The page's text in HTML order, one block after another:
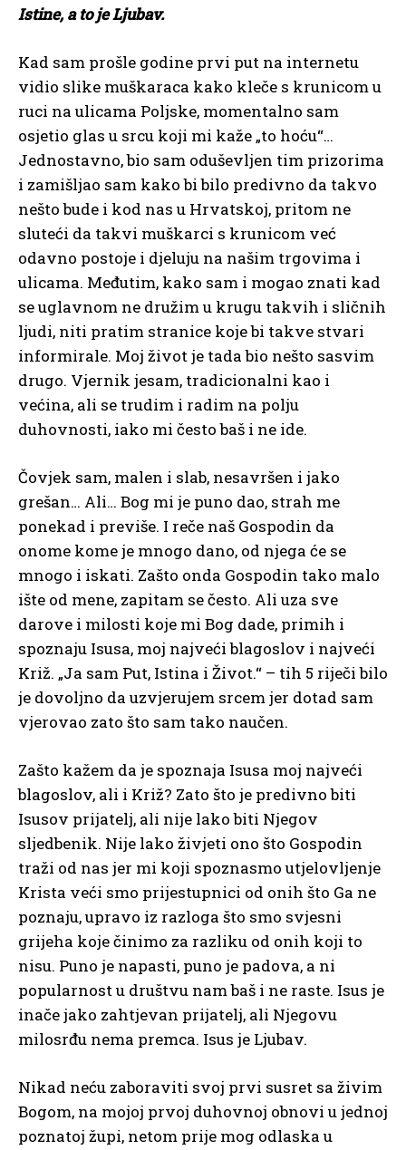
Istine, a to je Ljubav.
Kad sam prošle godine prvi put na internetu
vidio slike muškaraca kako kleče s krunicom u
ruci na ulicama Poljske, momentalno sam
osjetio glas u srcu koji mi kaže „to hoću“…
Jednostavno, bio sam oduševljen tim prizorima
i zamišljao sam kako bi bilo predivno da takvo
nešto bude i kod nas u Hrvatskoj, pritom ne
sluteći da takvi muškarci s krunicom već
odavno postoje i djeluju na našim trgovima i
ulicama. Međutim, kako sam i mogao znati kad
se uglavnom ne družim u krugu takvih i sličnih
ljudi, niti pratim stranice koje bi takve stvari
informirale. Moj život je tada bio nešto sasvim
drugo. Vjernik jesam, tradicionalni kao i
većina, ali se trudim i radim na polju
duhovnosti, iako mi često baš i ne ide.
Čovjek sam, malen i slab, nesavršen i jako
grešan… Ali… Bog mi je puno dao, strah me
ponekad i previše. I reče naš Gospodin da
onome kome je mnogo dano, od njega će se
mnogo i iskati. Zašto onda Gospodin tako malo
ište od mene, zapitam se često. Ali uza sve
darove i milosti koje mi Bog dade, primih i
spoznaju Isusa, moj najveći blagoslov i najveći
Križ. „Ja sam Put, Istina i Život.“ – tih 5 riječi bilo
je dovoljno da uzvjerujem srcem jer dotad sam
vjerovao zato što sam tako naučen.
Zašto kažem da je spoznaja Isusa moj najveći
blagoslov, ali i Križ? Zato što je predivno biti
Isusov prijatelj, ali nije lako biti Njegov
sljedbenik. Nije lako živjeti ono što Gospodin
traži od nas jer mi koji spoznasmo utjelovljenje
Krista veći smo prijestupnici od onih što Ga ne
poznaju, upravo iz razloga što smo svjesni
grijeha koje činimo za razliku od onih koji to
nisu. Puno je napasti, puno je padova, a ni
popularnost u društvu nam baš i ne raste. Isus je
inače jako zahtjevan prijatelj, ali Njegovu
milosrđu nema premca. Isus je Ljubav.
Nikad neću zaboraviti svoj prvi susret sa živim
Bogom, na mojoj prvoj duhovnoj obnovi u jednoj
poznatoj župi, netom prije mog odlaska u